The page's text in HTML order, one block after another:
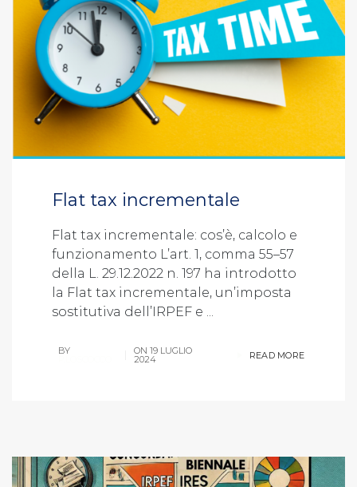
Flat tax incrementale
Flat tax incrementale: cos’è, calcolo e
funzionamento L’art. 1, comma 55–57
della L. 29.12.2022 n. 197 ha introdotto
la Flat tax incrementale, un’imposta
sostitutiva dell’IRPEF e ...
BY ON 19 LUGLIO
2024 READ MORE